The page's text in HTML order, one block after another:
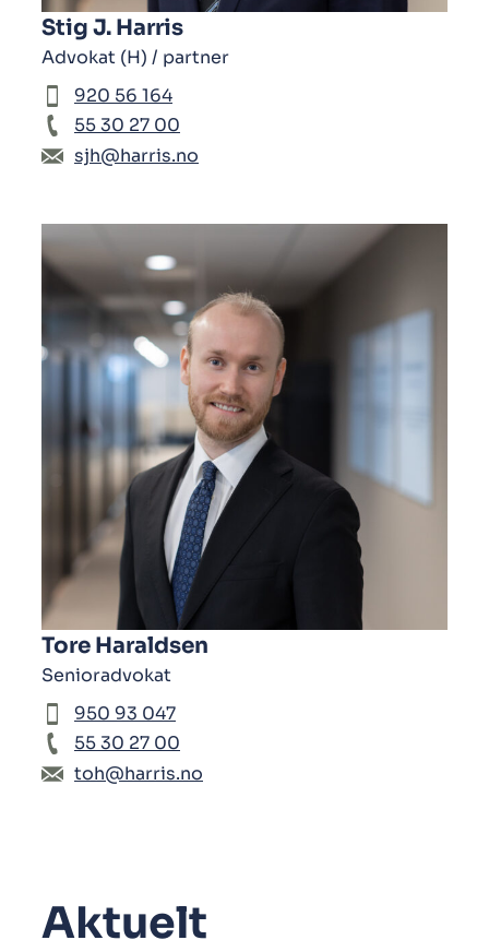
Stig J. Harris
Advokat (H) / partner
920 56 164
55 30 27 00
sjh@harris.no
Tore Haraldsen
Senioradvokat
950 93 047
55 30 27 00
toh@harris.no
Aktuelt